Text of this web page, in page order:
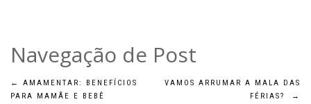
Navegação de Post
←
AMAMENTAR: BENEFÍCIOS
PARA MAMÃE E BEBÊ
VAMOS ARRUMAR A MALA DAS
FÉRIAS?
→